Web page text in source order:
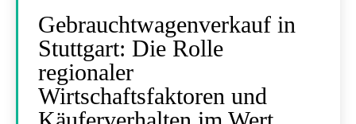
Gebrauchtwagenverkauf in
Stuttgart: Die Rolle
regionaler
Wirtschaftsfaktoren und